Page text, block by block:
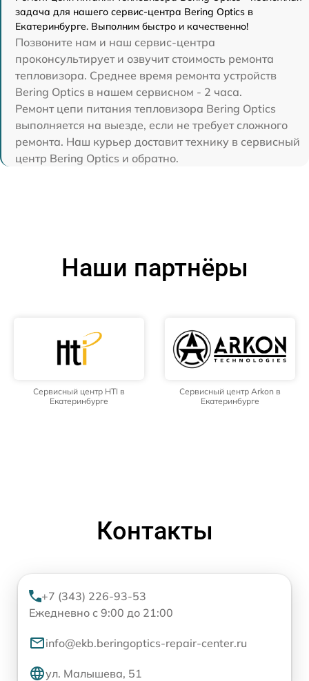
задача для нашего сервис-центра Bering Optics в
Екатеринбурге. Выполним быстро и качественно!
Позвоните нам и наш сервис-центра
проконсультирует и озвучит стоимость ремонта
тепловизора. Среднее время ремонта устройств
Bering Optics в нашем сервисном - 2 часа.
Ремонт цепи питания тепловизора Bering Optics
выполняется на выезде, если не требует сложного
ремонта. Наш курьер доставит технику в сервисный
центр Bering Optics и обратно.
Наши партнёры
Сервисный центр HTI в
Екатеринбурге
Сервисный центр Arkon в
Екатеринбурге
Контакты
+7 (343) 226-93-53
Ежедневно с 9:00 до 21:00
info@ekb.beringoptics-repair-center.ru
ул. Малышева, 51